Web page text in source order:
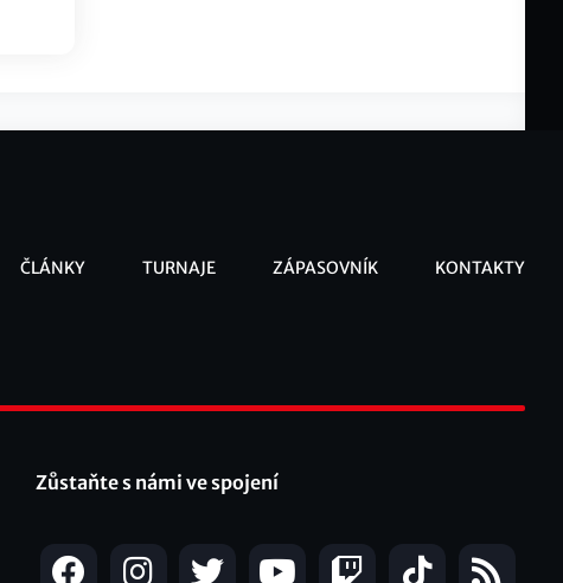
ČLÁNKY TURNAJE ZÁPASOVNÍK KONTAKTY
Zůstaňte s námi ve spojení